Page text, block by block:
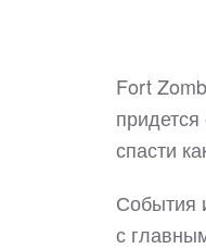
Fort
спасти
События
с